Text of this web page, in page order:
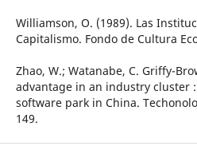
Williamson, O. (1989). Las
Capitalismo. Fondo de Cultura
Zhao, W.; Watanabe, C. Griffy-
advantage in an industry cluster
software park in China.
149.